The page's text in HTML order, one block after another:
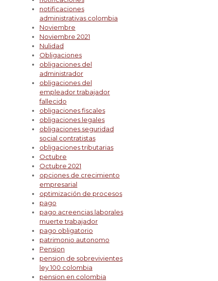
notificaciones
administrativas colombia
Noviembre
Noviembre 2021
Nulidad
Obligaciones
obligaciones del
administrador
obligaciones del
empleador trabajador
fallecido
obligaciones fiscales
obligaciones legales
obligaciones seguridad
social contratistas
obligaciones tributarias
Octubre
Octubre 2021
opciones de crecimiento
empresarial
optimización de procesos
pago
pago acreencias laborales
muerte trabajador
pago obligatorio
patrimonio autonomo
Pension
pension de sobrevivientes
ley 100 colombia
pension en colombia